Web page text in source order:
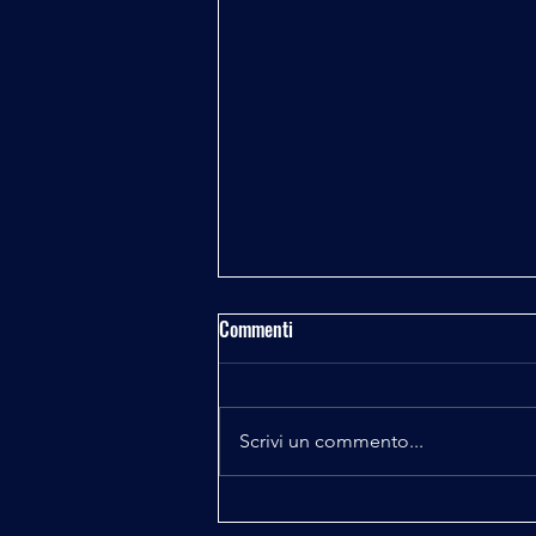
Enygma, quando la Storia tace o
Commenti
Scrivi un commento...